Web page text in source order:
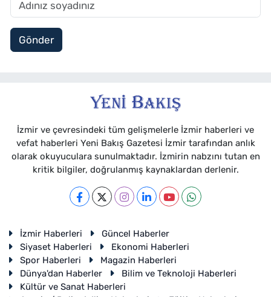
Gönder
İzmir ve çevresindeki tüm gelişmelerle İzmir haberleri ve
vefat haberleri Yeni Bakış Gazetesi İzmir tarafından anlık
olarak okuyuculara sunulmaktadır. İzmirin nabzını tutan en
kritik bilgiler, doğrulanmış kaynaklardan derlenir.
İzmir Haberleri
Güncel Haberler
Siyaset Haberleri
Ekonomi Haberleri
Spor Haberleri
Magazin Haberleri
Dünya'dan Haberler
Bilim ve Teknoloji Haberleri
Kültür ve Sanat Haberleri